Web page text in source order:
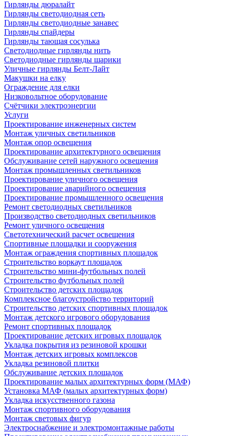
Гирлянды дюралайт
Гирлянды светодиодная сеть
Гирлянды светодиодные занавес
Гирлянды спайдеры
Гирлянды тающая сосулька
Светодиодные гирлянды нить
Светодиодные гирлянды шарики
Уличные гирлянды Белт-Лайт
Макушки на елку
Ограждение для елки
Низковольтное оборудование
Счётчики электроэнергии
Услуги
Проектирование инженерных систем
Монтаж уличных светильников
Монтаж опор освещения
Проектирование архитектурного освещения
Обслуживание сетей наружного освещения
Монтаж промышленных светильников
Проектирование уличного освещения
Проектирование аварийного освещения
Проектирование промышленного освещения
Ремонт светодиодных светильников
Производство светодиодных светильников
Ремонт уличного освещения
Светотехнический расчет освещения
Спортивные площадки и сооружения
Монтаж ограждения спортивных площадок
Строительство воркаут площадок
Строительство мини-футбольных полей
Строительство футбольных полей
Строительство детских площадок
Комплексное благоустройство территорий
Строительство детских спортивных площадок
Монтаж детского игрового оборудования
Ремонт спортивных площадок
Проектирование детских игровых площадок
Укладка покрытия из резиновой крошки
Монтаж детских игровых комплексов
Укладка резиновой плитки
Обслуживание детских площадок
Проектирование малых архитектурных форм (МАФ)
Установка МАФ (малых архитектурных форм)
Укладка искусственного газона
Монтаж спортивного оборудования
Монтаж световых фигур
Электроснабжение и электромонтажные работы